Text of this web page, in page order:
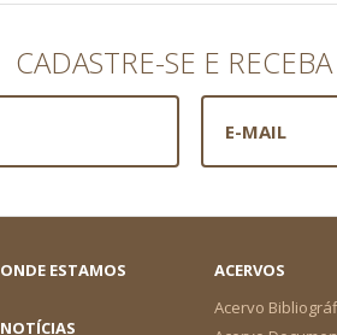
CADASTRE-SE E RECEBA
ONDE ESTAMOS
ACERVOS
Acervo
NOTÍCIAS